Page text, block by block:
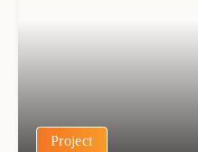
Project